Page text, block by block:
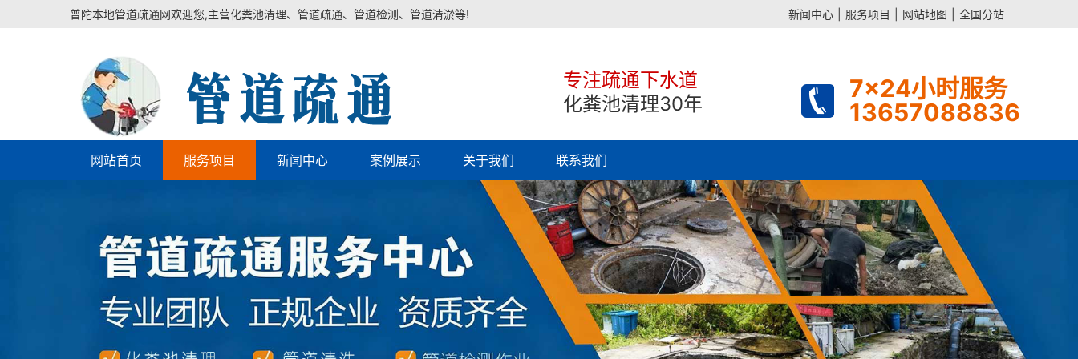
普陀本地管道疏通网欢迎您,主营化粪池清理、管道疏通、管道检测、管道清淤等! 新闻中心 服务项目 网站地图 全国分站
专注疏通下水道
化粪池清理30年
7x24小时服务
13657088836
网站首页 服务项目 新闻中心 案例展示 关于我们 联系我们